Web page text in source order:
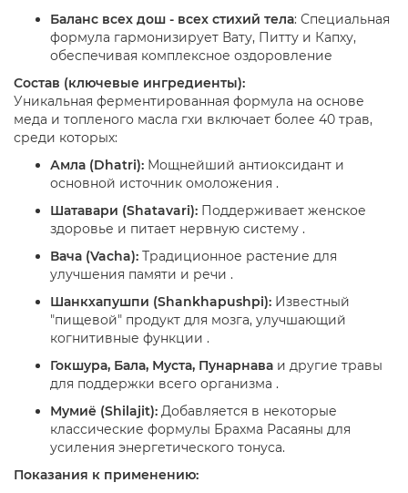
Баланс всех дош - всех стихий тела: Специальная
формула гармонизирует Вату, Питту и Капху,
обеспечивая комплексное оздоровление
Состав (ключевые ингредиенты):
Уникальная ферментированная формула на основе
меда и топленого масла гхи включает более 40 трав,
среди которых:
Амла (Dhatri): Мощнейший антиоксидант и
основной источник омоложения .
Шатавари (Shatavari): Поддерживает женское
здоровье и питает нервную систему .
Вача (Vacha): Традиционное растение для
улучшения памяти и речи .
Шанкхапушпи (Shankhapushpi): Известный
"пищевой" продукт для мозга, улучшающий
когнитивные функции .
Гокшура, Бала, Муста, Пунарнава и другие травы
для поддержки всего организма .
Мумиё (Shilajit): Добавляется в некоторые
классические формулы Брахма Расаяны для
усиления энергетического тонуса.
Показания к применению: